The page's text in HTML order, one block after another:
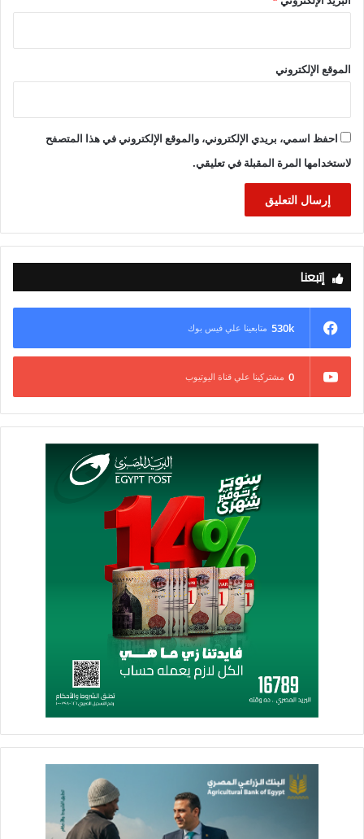
ملموسة تتيح تعميم التجربة على محافظات التأمين الصحي الشامل.
الموقع الإلكتروني
احفظ اسمي، بريدي الإلكتروني، والموقع الإلكتروني في هذا المتصفح
لاستخدامها المرة المقبلة في تعليقي.
إتبعنا
530k متابعينا علي فيس بوك
0 مشتركينا علي قناة اليوتيوب